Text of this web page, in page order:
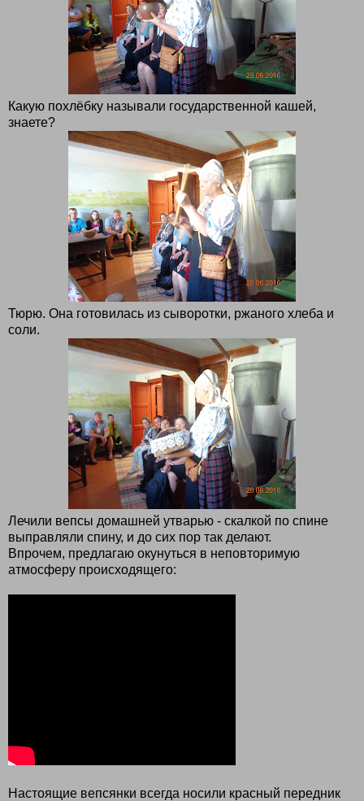
Какую похлёбку называли государственной кашей,
знаете?
Тюрю. Она готовилась из сыворотки, ржаного хлеба и
соли.
Лечили вепсы домашней утварью - скалкой по спине
выправляли спину, и до сих пор так делают.
Впрочем, предлагаю окунуться в неповторимую
атмосферу происходящего:
Настоящие вепсянки всегда носили красный передник